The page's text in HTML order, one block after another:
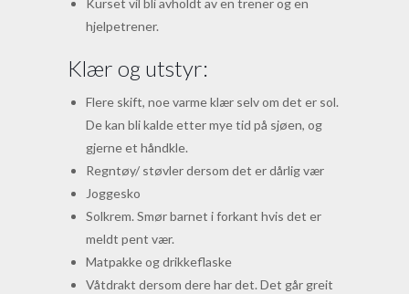
Kurset vil bli avholdt av en trener og en
hjelpetrener.
Klær og utstyr:
Flere skift, noe varme klær selv om det er sol.
De kan bli kalde etter mye tid på sjøen, og
gjerne et håndkle.
Regntøy/ støvler dersom det er dårlig vær
Joggesko
Solkrem. Smør barnet i forkant hvis det er
meldt pent vær.
Matpakke og drikkeflaske
Våtdrakt dersom dere har det. Det går greit